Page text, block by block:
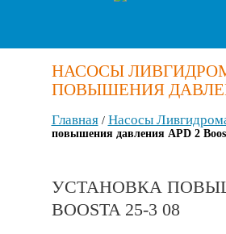
НАСОСЫ
ПОВЫШЕНИЯ
Главная/ Насосы
повышения давления APD 2
УСТАНОВКА
BOOSTA 25-3 08